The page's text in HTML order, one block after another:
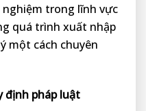
trong lĩnh vực
quá trình xuất nhập
một cách chuyên
định pháp luật